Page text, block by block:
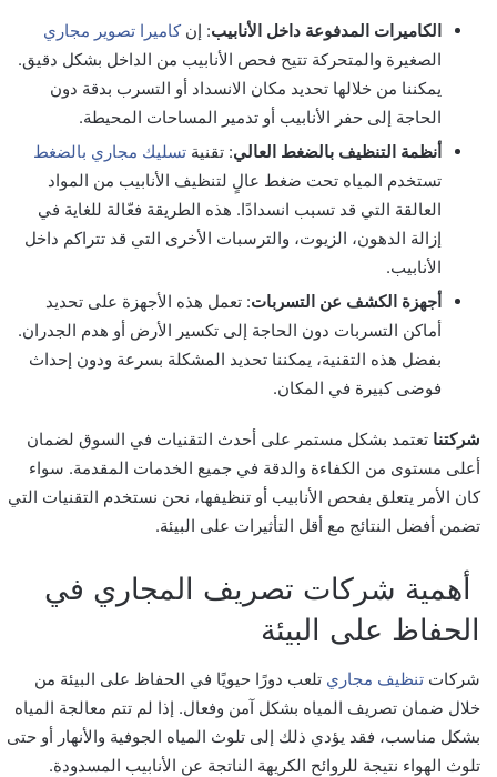
الكاميرات المدفوعة داخل الأنابيب: إنكاميرا تصوير مجاري
الصغيرة والمتحركة تتيح فحص الأنابيب من الداخل بشكل دقيق.
يمكننا من خلالها تحديد مكان الانسداد أو التسرب بدقة دون
الحاجة إلى حفر الأنابيب أو تدمير المساحات المحيطة.
أنظمة التنظيف بالضغط العالي: تقنية تسليك مجاري بالضغط
تستخدم المياه تحت ضغط عالٍ لتنظيف الأنابيب من المواد
العالقة التي قد تسبب انسدادًا. هذه الطريقة فعّالة للغاية في
إزالة الدهون، الزيوت، والترسبات الأخرى التي قد تتراكم داخل
الأنابيب.
أجهزة الكشف عن التسربات: تعمل هذه الأجهزة على تحديد
أماكن التسربات دون الحاجة إلى تكسير الأرض أو هدم الجدران.
بفضل هذه التقنية، يمكننا تحديد المشكلة بسرعة ودون إحداث
فوضى كبيرة في المكان.
شركتنا تعتمد بشكل مستمر على أحدث التقنيات في السوق لضمان
أعلى مستوى من الكفاءة والدقة في جميع الخدمات المقدمة. سواء
كان الأمر يتعلق بفحص الأنابيب أو تنظيفها، نحن نستخدم التقنيات التي
تضمن أفضل النتائج مع أقل التأثيرات على البيئة.
أهمية شركات تصريف المجاري في
الحفاظ على البيئة
شركات تنظيف مجاري تلعب دورًا حيويًا في الحفاظ على البيئة من
خلال ضمان تصريف المياه بشكل آمن وفعال. إذا لم تتم معالجة المياه
بشكل مناسب، فقد يؤدي ذلك إلى تلوث المياه الجوفية والأنهار أو حتى
تلوث الهواء نتيجة للروائح الكريهة الناتجة عن الأنابيب المسدودة.